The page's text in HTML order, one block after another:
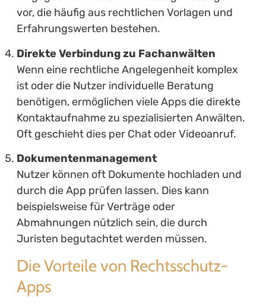
vor, die häufig aus rechtlichen Vorlagen und
Erfahrungswerten bestehen.
Direkte Verbindung zu Fachanwälten
Wenn eine rechtliche Angelegenheit komplex
ist oder die Nutzer individuelle Beratung
benötigen, ermöglichen viele Apps die direkte
Kontaktaufnahme zu spezialisierten Anwälten.
Oft geschieht dies per Chat oder Videoanruf.
Dokumentenmanagement
Nutzer können oft Dokumente hochladen und
durch die App prüfen lassen. Dies kann
beispielsweise für Verträge oder
Abmahnungen nützlich sein, die durch
Juristen begutachtet werden müssen.
Die Vorteile von Rechtsschutz-
Apps